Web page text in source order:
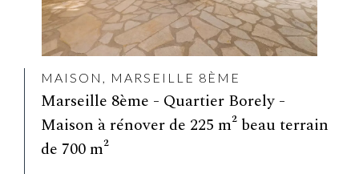
MAISON, MARSEILLE 8ÈME
Marseille 8ème - Quartier Borely -
Maison à rénover de 225 m² beau terrain
de 700 m²